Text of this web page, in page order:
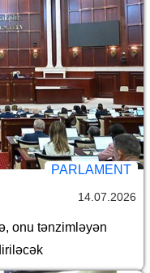
PARLAMENT
14.07.2026
onu tənzimləyən